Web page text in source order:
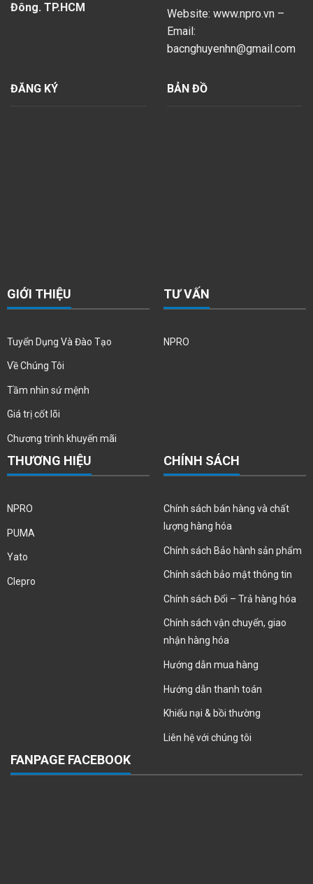
Đông. TP.HCM
Website: www.npro.vn –
Email:
bacnghuyenhn@gmail.com
ĐĂNG KÝ BẢN ĐỒ
GIỚI THIỆU
Tuyển Dụng Và Đào Tạo
Về Chúng Tôi
Tầm nhìn sứ mệnh
Giá trị cốt lõi
Chương trình khuyến mãi
TƯ VẤN
NPRO
THƯƠNG HIỆU
NPRO
PUMA
Yato
Clepro
CHÍNH SÁCH
Chính sách bán hàng và chất
lượng hàng hóa
Chính sách Bảo hành sản phẩm
Chính sách bảo mật thông tin
Chính sách Đổi – Trả hàng hóa
Chính sách vận chuyển, giao
nhận hàng hóa
Hướng dẫn mua hàng
Hướng dẫn thanh toán
Khiếu nại & bồi thường
Liên hệ với chúng tôi
FANPAGE FACEBOOK